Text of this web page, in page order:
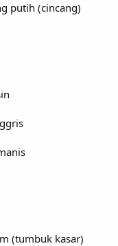
putih (cincang)
(tumbuk kasar)